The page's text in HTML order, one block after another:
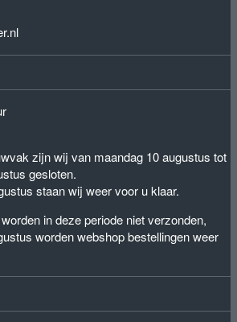
zijn wij van maandag 10 augustus tot
gesloten.
staan wij weer voor u klaar.
in deze periode niet verzonden,
worden webshop bestellingen weer